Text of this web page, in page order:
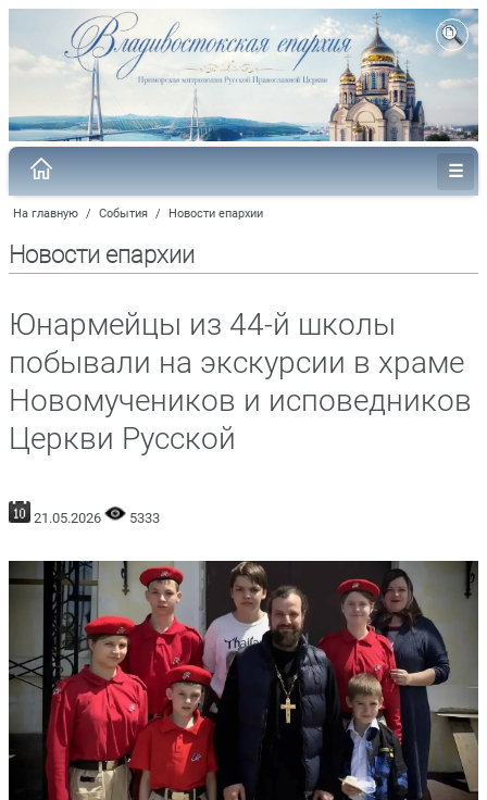
На главную / События / Новости епархии
Новости епархии
Юнармейцы из 44-й школы
побывали на экскурсии в храме
Новомучеников и исповедников
Церкви Русской
21.05.2026 5333